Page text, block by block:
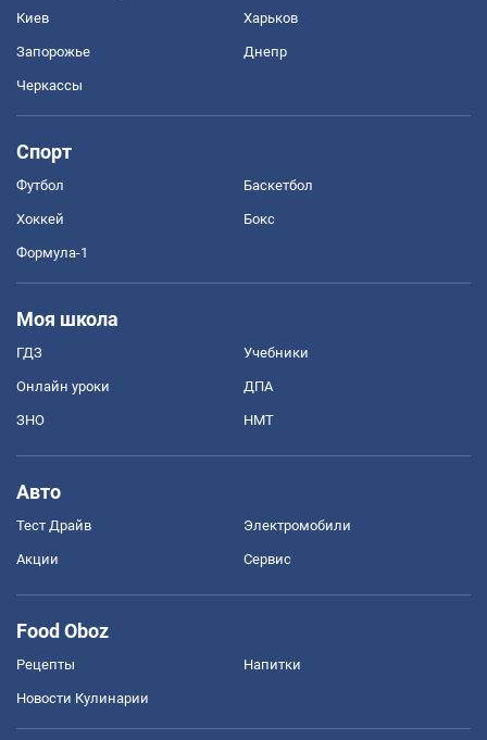
Киев Харьков
Запорожье Днепр
Черкассы
Спорт
Футбол Баскетбол
Хоккей Бокс
Формула-1
Моя школа
ГДЗ Учебники
Онлайн уроки ДПА
ЗНО НМТ
Авто
Тест Драйв Электромобили
Акции Сервис
Food Oboz
Рецепты Напитки
Новости Кулинарии